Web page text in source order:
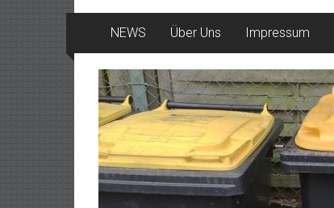
NEWS Über Uns Impressum